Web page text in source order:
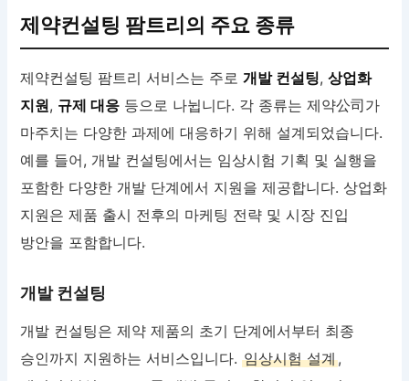
제약컨설팅 팜트리의 주요 종류
제약컨설팅 팜트리 서비스는 주로개발 컨설팅,상업화
지원, 규제 대응 등으로 나뉩니다. 각 종류는 제약公司가
마주치는 다양한 과제에 대응하기 위해 설계되었습니다.
예를 들어, 개발 컨설팅에서는 임상시험 기획 및 실행을
포함한 다양한 개발 단계에서 지원을 제공합니다. 상업화
지원은 제품 출시 전후의 마케팅 전략 및 시장 진입
방안을 포함합니다.
개발 컨설팅
개발 컨설팅은 제약 제품의 초기 단계에서부터 최종
승인까지 지원하는 서비스입니다.임상시험 설계,